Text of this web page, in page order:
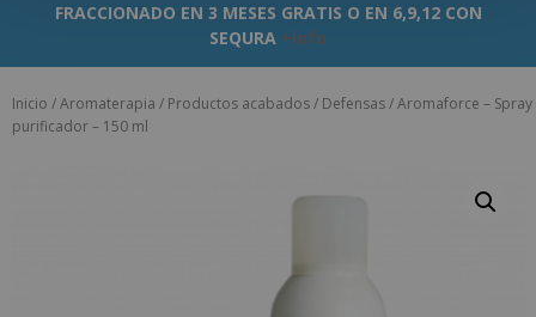
FRACCIONADO EN 3 MESES GRATIS O EN 6,9,12 CON
SEQURA +info
Inicio /Aromaterapia / Productos acabados/ Defensas/ Aromaforce – Spray
purificador – 150 ml